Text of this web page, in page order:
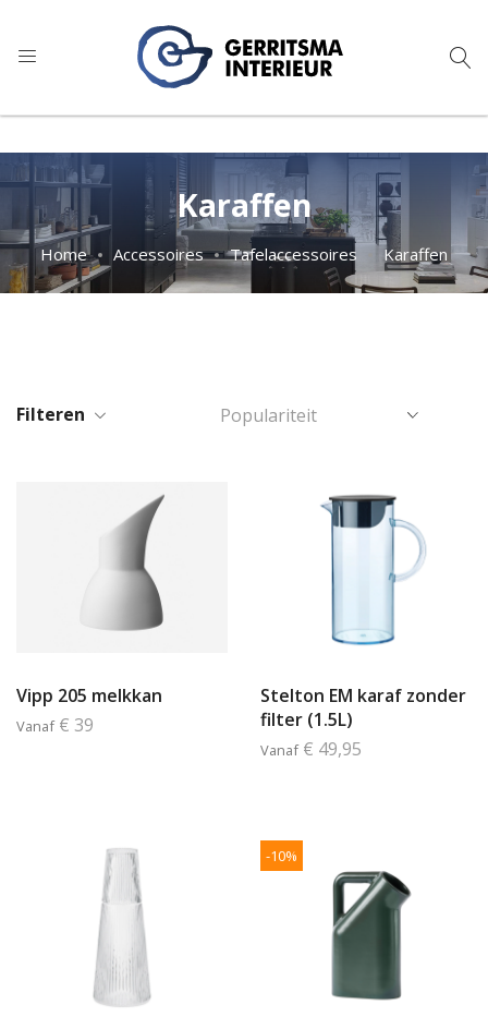
9
Karaffen
Home Accessoires Tafelaccessoires Karaffen
Filteren
Vipp 205 melkkan
Vanaf € 39
Stelton EM karaf zonder
filter (1.5L)
Vanaf € 49,95
-10%